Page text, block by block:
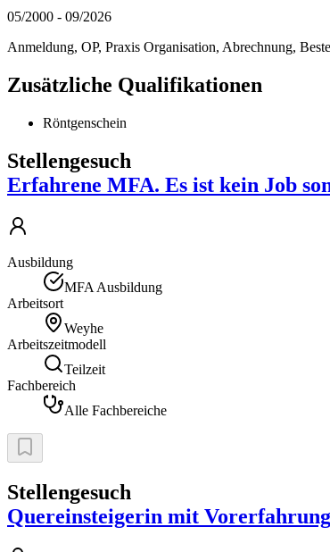
05/2000 - 09/2026
Anmeldung, OP, Praxis Organisation, Abrechnung,
Zusätzliche Qualifikationen
Röntgenschein
Stellengesuch
Erfahrene MFA. Es ist kein Job
Ausbildung
MFA Ausbildung
Arbeitsort
Weyhe
Arbeitszeitmodell
Teilzeit
Fachbereich
Alle Fachbereiche
Stellengesuch
Quereinsteigerin mit Vorerfahrung